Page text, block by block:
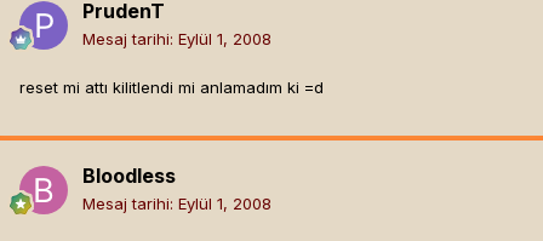
PrudenT
Mesaj tarihi: Eylül 1, 2008
reset mi attı kilitlendi mi anlamadım ki =d
Bloodless
Mesaj tarihi: Eylül 1, 2008